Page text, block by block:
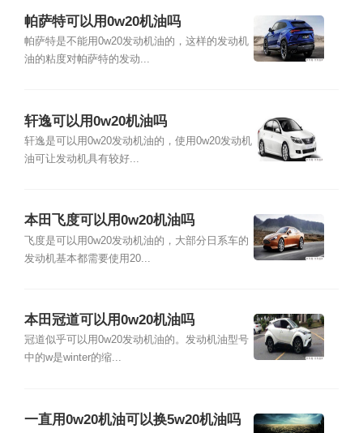
帕萨特可以用0w20机油吗
帕萨特是不能用0w20发动机油的，这样的发动机
油的粘度对帕萨特的发动...
轩逸可以用0w20机油吗
轩逸是可以用0w20发动机油的，使用0w20发动机
油可让发动机具有较好...
本田飞度可以用0w20机油吗
飞度是可以用0w20发动机油的，大部分日系车的
发动机基本都需要使用20...
本田冠道可以用0w20机油吗
冠道似乎可以用0w20发动机油的。发动机油型号
中的w是winter的缩...
一直用0w20机油可以换5w20机油吗